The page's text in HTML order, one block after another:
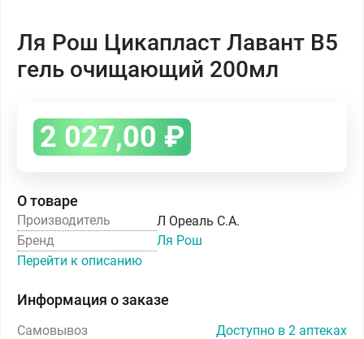
Ля Рош Цикапласт Лавант B5
гель очищающий 200мл
2 027,00 ₽
О товаре
Производитель
Л Ореаль С.А.
Бренд
Ля Рош
Перейти к описанию
Информация о заказе
Самовывоз Доступно в 2 аптеках